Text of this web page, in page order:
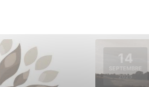
14
SEPTEMBRE
2025